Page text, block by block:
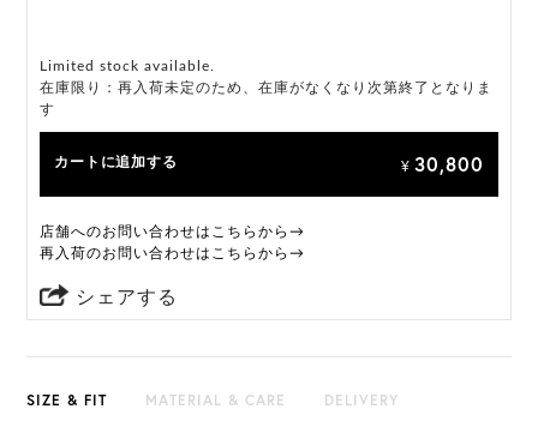
Limited stock available.
在庫限り：再入荷未定のため、在庫がなくなり次第終了となりま
す
カートに追加する ¥ 30,800
店舗へのお問い合わせはこちらから→
再入荷のお問い合わせはこちらから→
シェアする
SIZE & FIT MATERIAL & CARE DELIVERY